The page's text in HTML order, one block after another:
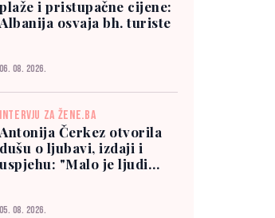
plaže i pristupačne cijene:
Albanija osvaja bh. turiste
06. 08. 2026.
INTERVJU ZA ŽENE.BA
Antonija Čerkez otvorila
dušu o ljubavi, izdaji i
uspjehu: "Malo je ljudi
05. 08. 2026.